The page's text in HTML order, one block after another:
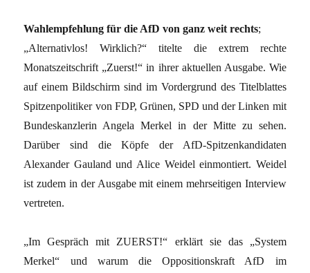
Wahlempfehlung für die AfD von ganz weit rechts;
„Alternativlos! Wirklich?“ titelte die extrem rechte
Monatszeitschrift „Zuerst!“ in ihrer aktuellen Ausgabe. Wie
auf einem Bildschirm sind im Vordergrund des Titelblattes
Spitzenpolitiker von FDP, Grünen, SPD und der Linken mit
Bundeskanzlerin Angela Merkel in der Mitte zu sehen.
Darüber sind die Köpfe der AfD-Spitzenkandidaten
Alexander Gauland und Alice Weidel einmontiert. Weidel
ist zudem in der Ausgabe mit einem mehrseitigen Interview
vertreten.
„Im Gespräch mit ZUERST!“ erklärt sie das „System
Merkel“ und warum die Oppositionskraft AfD im